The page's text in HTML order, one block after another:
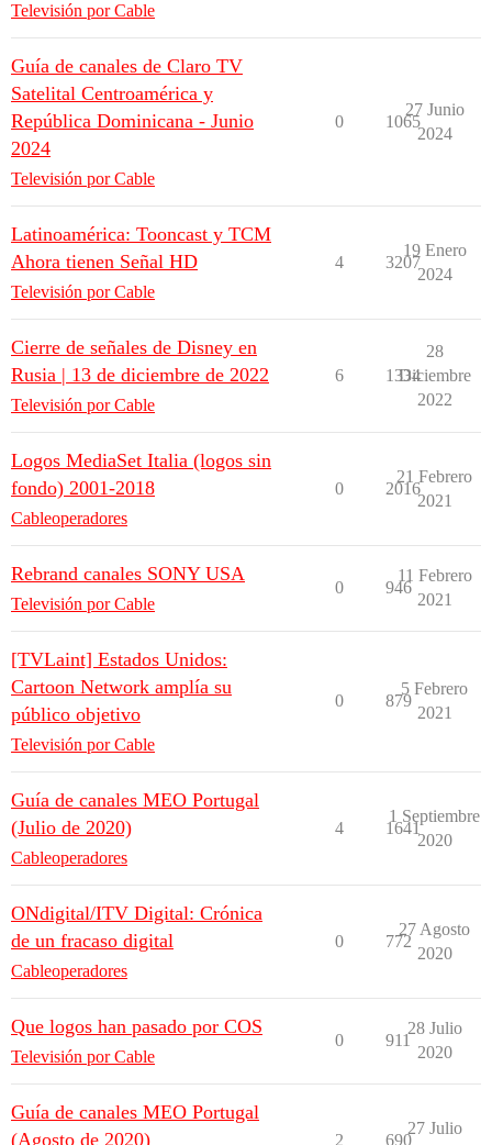
Televisión por Cable
Guía de canales de Claro TV
Satelital Centroamérica y
República Dominicana - Junio
2024
Televisión por Cable
0 1065
27 Junio
2024
Latinoamérica: Tooncast y TCM
Ahora tienen Señal HD
Televisión por Cable
4 3207
19 Enero
2024
Cierre de señales de Disney en
Rusia | 13 de diciembre de 2022
Televisión por Cable
6 1334
28
Diciembre
2022
Logos MediaSet Italia (logos sin
fondo) 2001-2018
Cableoperadores
0 2016
21 Febrero
2021
Rebrand canales SONY USA
Televisión por Cable
0 946
11 Febrero
2021
[TVLaint] Estados Unidos:
Cartoon Network amplía su
público objetivo
Televisión por Cable
0 879
5 Febrero
2021
Guía de canales MEO Portugal
(Julio de 2020)
Cableoperadores
4 1641
1 Septiembre
2020
ONdigital/ITV Digital: Crónica
de un fracaso digital
Cableoperadores
0 772
27 Agosto
2020
Que logos han pasado por COS
Televisión por Cable
0 911
28 Julio
2020
Guía de canales MEO Portugal
(Agosto de 2020)
2 690
27 Julio